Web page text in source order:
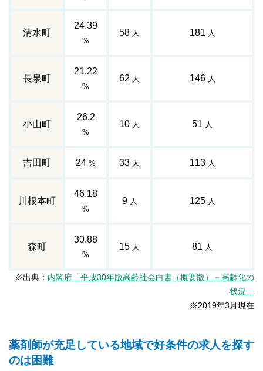
清水町
24.39
%
58 人 181 人
長泉町
21.22
%
62 人 146 人
小山町
26.2
%
10 人 51 人
吉田町 24 % 33 人 113 人
川根本町
46.18
%
9 人 125 人
森町
30.88
%
15 人 81 人
※出典： 内閣府「平成30年版高齢社会白書（概要版）－高齢化の
状況」
※2019年3月現在
薬剤師が充足している地域で好条件の求人を探す
のは困難